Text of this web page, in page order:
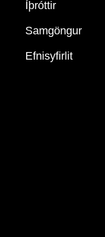
Íþróttir
Samgöngur
Efnisyfirlit